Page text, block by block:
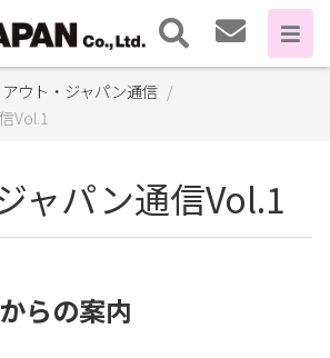
アウト・ジャパン通信
Vol.1
ャパン通信Vol.1
らの案内